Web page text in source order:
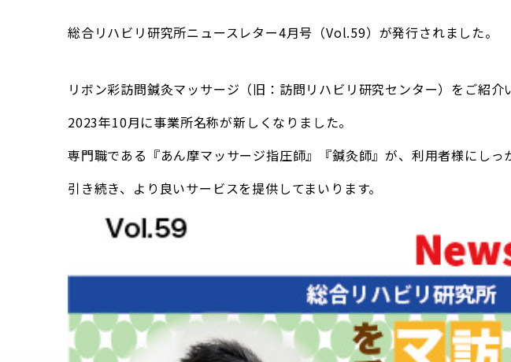
総合リハビリ研究所ニュースレター4月号（Vol.59）が発行されました。
リボン彩訪問鍼灸マッサージ（旧：訪問リハビリ研究センター）をご紹介
2023年10月に事業所名称が新しくなりました。
専門職である『あん摩マッサージ指圧師』『鍼灸師』が、利用者様にしっ
引き続き、より良いサービスを提供してまいります。